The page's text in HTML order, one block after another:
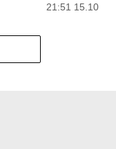
21:51 15.10